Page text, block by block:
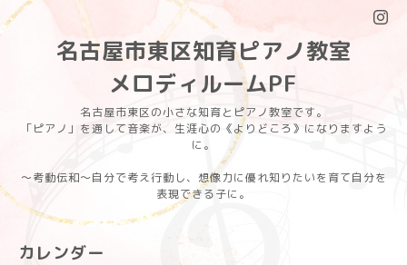
名古屋市東区知育ピアノ教室
メロディルームPF
名古屋市東区の小さな知育とピアノ教室です。
「ピアノ」を通して音楽が、生涯心の《よりどころ》になりますよう
に。
〜考動伝和〜自分で考え行動し、想像力に優れ知りたいを育て自分を
表現できる子に。
カレンダー